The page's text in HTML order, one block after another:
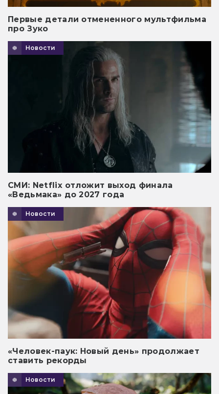
Первые детали отмененного мультфильма
про Зуко
Новости
СМИ: Netflix отложит выход финала
«Ведьмака» до 2027 года
Новости
«Человек-паук: Новый день» продолжает
ставить рекорды
Новости